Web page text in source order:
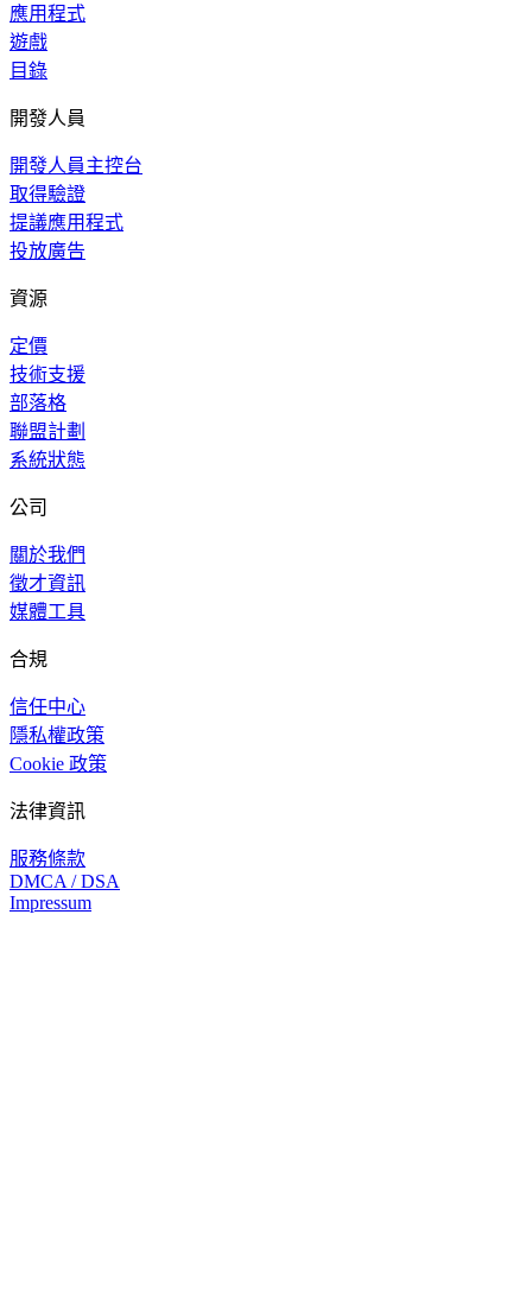
應用程式
遊戲
目錄
開發人員
開發人員主控台
取得驗證
提議應用程式
投放廣告
資源
定價
技術支援
部落格
聯盟計劃
系統狀態
公司
關於我們
徵才資訊
媒體工具
合規
信任中心
隱私權政策
Cookie 政策
法律資訊
服務條款
DMCA / DSA
Impressum